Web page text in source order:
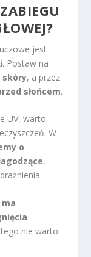
jest
Postaw na
skóry, a przez
słońcem.
UV, warto
W
o
,
nie warto